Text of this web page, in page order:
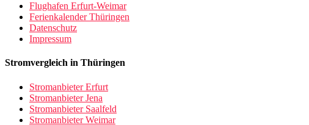
Flughafen Erfurt-Weimar
Ferienkalender Thüringen
Datenschutz
Impressum
Stromvergleich in Thüringen
Stromanbieter Erfurt
Stromanbieter Jena
Stromanbieter Saalfeld
Stromanbieter Weimar